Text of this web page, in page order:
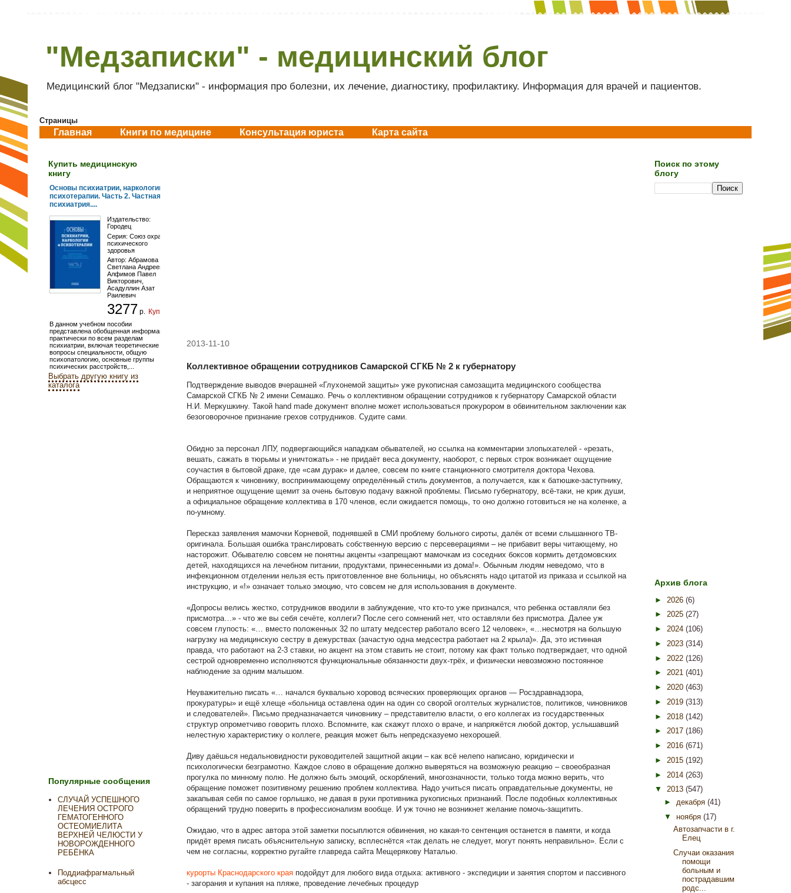
"Медзаписки" - медицинский блог
Медицинский блог "Медзаписки" - информация про болезни, их лечение, диагностику, профилактику. Информация для врачей и пациентов.
Страницы
Главная Книги по медицине Консультация юриста Карта сайта
2013-11-10
Коллективное обращении сотрудников Самарской СГКБ № 2 к губернатору
Подтверждение выводов вчерашней «Глухонемой защиты» уже рукописная самозащита медицинского сообщества
Самарской СГКБ № 2 имени Семашко. Речь о коллективном обращении сотрудников к губернатору Самарской области
Н.И. Меркушкину. Такой hand made документ вполне может использоваться прокурором в обвинительном заключении как
безоговорочное признание грехов сотрудников. Судите сами.
Обидно за персонал ЛПУ, подвергающийся нападкам обывателей, но ссылка на комментарии злопыхателей - «резать,
вешать, сажать в тюрьмы и уничтожать» - не придаёт веса документу, наоборот, с первых строк возникает ощущение
соучастия в бытовой драке, где «сам дурак» и далее, совсем по книге станционного смотрителя доктора Чехова.
Обращаются к чиновнику, воспринимающему определённый стиль документов, а получается, как к батюшке-заступнику,
и неприятное ощущение щемит за очень бытовую подачу важной проблемы. Письмо губернатору, всё-таки, не крик души,
а официальное обращение коллектива в 170 членов, если ожидается помощь, то оно должно готовиться не на коленке, а
по-умному.
Пересказ заявления мамочки Корневой, поднявшей в СМИ проблему больного сироты, далёк от всеми слышанного ТВ-
оригинала. Большая ошибка транслировать собственную версию с персеверациями – не прибавит веры читающему, но
насторожит. Обывателю совсем не понятны акценты «запрещают мамочкам из соседних боксов кормить детдомовских
детей, находящихся на лечебном питании, продуктами, принесенными из дома!». Обычным людям неведомо, что в
инфекционном отделении нельзя есть приготовленное вне больницы, но объяснять надо цитатой из приказа и ссылкой на
инструкцию, и «!» означает только эмоцию, что совсем не для использования в документе.
«Допросы велись жестко, сотрудников вводили в заблуждение, что кто-то уже признался, что ребенка оставляли без
присмотра…» - что же вы себя сечёте, коллеги? После сего сомнений нет, что оставляли без присмотра. Далее уж
совсем глупость: «… вместо положенных 32 по штату медсестер работало всего 12 человек», «…несмотря на большую
нагрузку на медицинскую сестру в дежурствах (зачастую одна медсестра работает на 2 крыла)». Да, это истинная
правда, что работают на 2-3 ставки, но акцент на этом ставить не стоит, потому как факт только подтверждает, что одной
сестрой одновременно исполняются функциональные обязанности двух-трёх, и физически невозможно постоянное
наблюдение за одним малышом.
Неуважительно писать «… начался буквально хоровод всяческих проверяющих органов — Росздравнадзора,
прокуратуры» и ещё хлеще «больница оставлена один на один со сворой оголтелых журналистов, политиков, чиновников
и следователей». Письмо предназначается чиновнику – представителю власти, о его коллегах из государственных
структур опрометчиво говорить плохо. Вспомните, как скажут плохо о враче, и напряжётся любой доктор, услышавший
нелестную характеристику о коллеге, реакция может быть непредсказуемо нехорошей.
Диву даёшься недальновидности руководителей защитной акции – как всё нелепо написано, юридически и
психологически безграмотно. Каждое слово в обращение должно выверяться на возможную реакцию – своеобразная
прогулка по минному полю. Не должно быть эмоций, оскорблений, многозначности, только тогда можно верить, что
обращение поможет позитивному решению проблем коллектива. Надо учиться писать оправдательные документы, не
закапывая себя по самое горлышко, не давая в руки противника рукописных признаний. После подобных коллективных
обращений трудно поверить в профессионализм вообще. И уж точно не возникнет желание помочь-защитить.
Ожидаю, что в адрес автора этой заметки посыплются обвинения, но какая-то сентенция останется в памяти, и когда
придёт время писать объяснительную записку, всплеснётся «так делать не следует, могут понять неправильно». Если с
чем не согласны, корректно ругайте главреда сайта Мещерякову Наталью.
курорты Краснодарского края подойдут для любого вида отдыха: активного - экспедиции и занятия спортом и пассивного
- загорания и купания на пляже, проведение лечебных процедур
Купить медицинскую
книгу
Основы психиатрии, наркологии и
психотерапии. Часть 2. Частная
психиатрия....
Издательство:
Городец
Серия: Союз охраны
психического
здоровья
Автор: Абрамова
Светлана Андреевна
Алфимов Павел
Викторович
Асадуллин Азат
Раилевич
3277 р. Купить
В данном учебном пособии
представлена обобщенная информация
практически по всем разделам
психиатрии, включая теоретические
вопросы специальности, общую
психопатологию, основные группы
психических расстройств,...
Выбрать другую книгу из
каталога
Популярные сообщения
СЛУЧАЙ УСПЕШНОГО
ЛЕЧЕНИЯ ОСТРОГО
ГЕМАТОГЕННОГО
ОСТЕОМИЕЛИТА
ВЕРХНЕЙ ЧЕЛЮСТИ У
НОВОРОЖДЕННОГО
РЕБЁНКА
Поддиафрагмальный
абсцесс
Поиск по этому
блогу
Архив блога
► 2026 (6)
► 2025 (27)
► 2024 (106)
► 2023 (314)
► 2022 (126)
► 2021 (401)
► 2020 (463)
► 2019 (313)
► 2018 (142)
► 2017 (186)
► 2016 (671)
► 2015 (192)
► 2014 (263)
▼ 2013 (547)
► декабря (41)
▼ ноября (17)
Автозапчасти в г.
Елец
Cлучаи оказания
помощи
больным и
пострадавшим
родс...